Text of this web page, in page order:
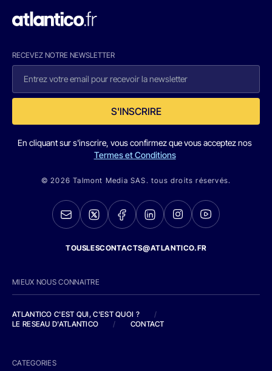
RECEVEZ NOTRE NEWSLETTER
S'INSCRIRE
En cliquant sur s'inscrire, vous confirmez que vous acceptez nos
Termes et Conditions
© 2026 Talmont Media SAS. tous droits réservés.
TOUSLESCONTACTS@ATLANTICO.FR
MIEUX NOUS CONNAITRE
ATLANTICO C'EST QUI, C'EST QUOI ?
/
LE RESEAU D'ATLANTICO
/ CONTACT
CATEGORIES